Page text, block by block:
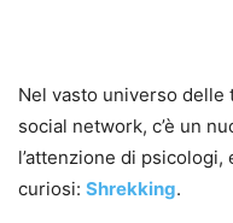
Nel vasto universo
social network, c’è un
l’attenzione di
curiosi: Shrekking.